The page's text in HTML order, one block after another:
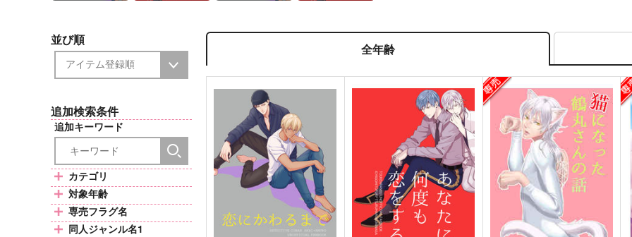
並び順
追加検索条件
追加キーワード
カテゴリ
対象年齢
専売フラグ名
同人ジャンル名1
全年齢